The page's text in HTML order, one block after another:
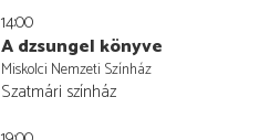
14:00
A dzsungel könyve
Miskolci Nemzeti Színház
Szatmári színház